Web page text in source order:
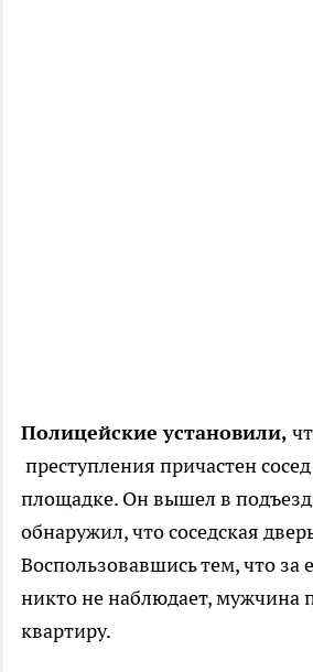
Полицейские установили,
преступления причастен
площадке. Он вышел в
обнаружил, что соседская
Воспользовавшись тем, что за
никто не наблюдает, мужчина
квартиру.